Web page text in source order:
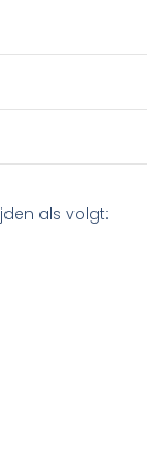
als volgt: